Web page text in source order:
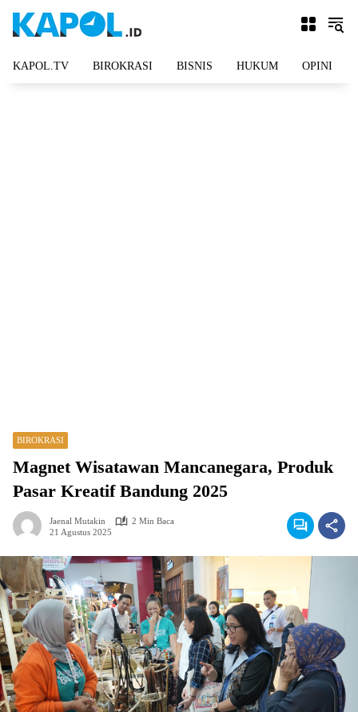
KAPOL.TV BIROKRASI BISNIS HUKUM OPINI
BIROKRASI
Magnet Wisatawan Mancanegara, Produk
Pasar Kreatif Bandung 2025
Jaenal Mutakin
2 Min Baca
21 Agustus 2025